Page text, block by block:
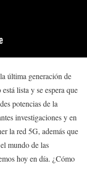
última generación de
lista y se espera que
potencias de la
investigaciones y en
la red 5G, además que
mundo de las
hoy en día. ¿Cómo